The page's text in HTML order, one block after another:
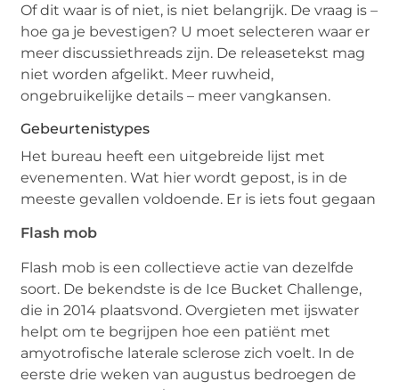
Of dit waar is of niet, is niet belangrijk. De vraag is –
hoe ga je bevestigen? U moet selecteren waar er
meer discussiethreads zijn. De releasetekst mag
niet worden afgelikt. Meer ruwheid,
ongebruikelijke details – meer vangkansen.
Gebeurtenistypes
Het bureau heeft een uitgebreide lijst met
evenementen. Wat hier wordt gepost, is in de
meeste gevallen voldoende. Er is iets fout gegaan
Flash mob
Flash mob is een collectieve actie van dezelfde
soort. De bekendste is de Ice Bucket Challenge,
die in 2014 plaatsvond. Overgieten met ijswater
helpt om te begrijpen hoe een patiënt met
amyotrofische laterale sclerose zich voelt. In de
eerste drie weken van augustus bedroegen de